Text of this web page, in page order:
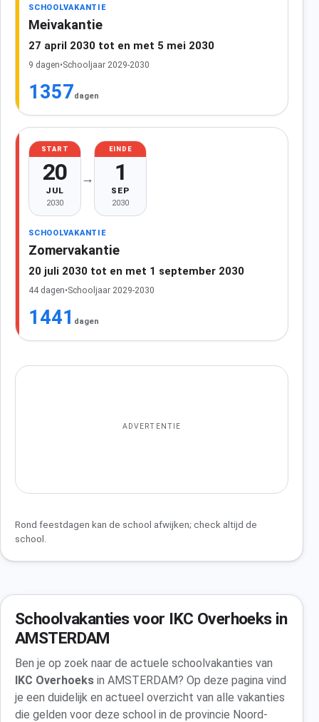
SCHOOLVAKANTIE
Meivakantie
27 april 2030 tot en met 5 mei 2030
9 dagen•Schooljaar 2029-2030
1357dagen
START
20
JUL
2030
→
EINDE
1
SEP
2030
SCHOOLVAKANTIE
Zomervakantie
20 juli 2030 tot en met 1 september 2030
44 dagen•Schooljaar 2029-2030
1441 dagen
ADVERTENTIE
Rond feestdagen kan de school afwijken; check altijd de
school.
Schoolvakanties voor IKC Overhoeks in
AMSTERDAM
Ben je op zoek naar de actuele schoolvakanties van
IKC Overhoeks in AMSTERDAM? Op deze pagina vind
je een duidelijk en actueel overzicht van alle vakanties
die gelden voor deze school in de provincie Noord-